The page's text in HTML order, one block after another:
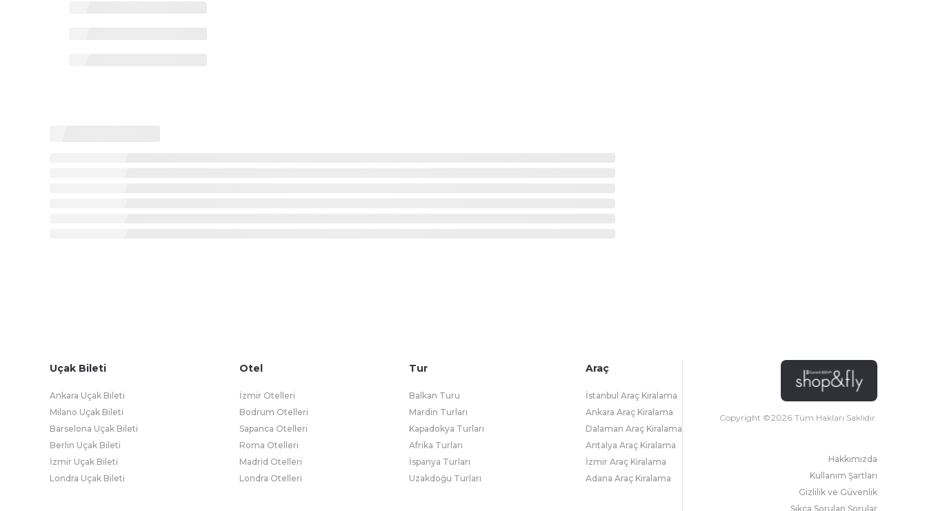
Uçak Bileti
Ankara Uçak Bileti
Milano Uçak Bileti
Barselona Uçak Bileti
Berlin Uçak Bileti
İzmir Uçak Bileti
Londra Uçak Bileti
Otel
İzmir Otelleri
Bodrum Otelleri
Sapanca Otelleri
Roma Otelleri
Madrid Otelleri
Londra Otelleri
Tur
Balkan Turu
Mardin Turları
Kapadokya Turları
Afrika Turları
İspanya Turları
Uzakdoğu Turları
Araç
İstanbul Araç Kiralama
Ankara Araç Kiralama
Dalaman Araç Kiralama
Antalya Araç Kiralama
İzmir Araç Kiralama
Adana Araç Kiralama
Copyright ©2026 Tüm Hakları Saklıdır.
Hakkımızda
Kullanım Şartları
Gizlilik ve Güvenlik
Sıkça Sorulan Sorular